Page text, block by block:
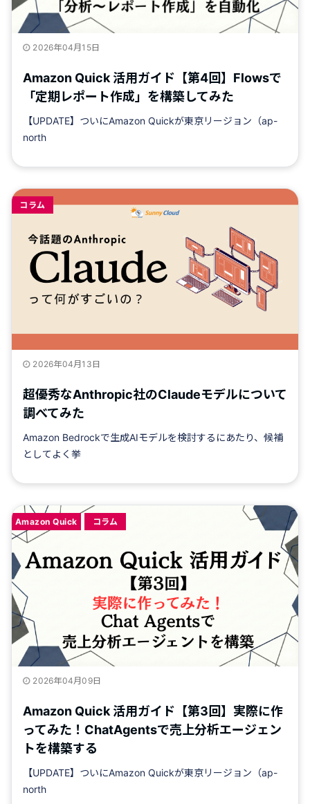
2026年04月15日
Amazon Quick 活用ガイド【第4回】Flowsで
「定期レポート作成」を構築してみた
【UPDATE】ついにAmazon Quickが東京リージョン（ap-
north
コラム
2026年04月13日
超優秀なAnthropic社のClaudeモデルについて
調べてみた
Amazon Bedrockで生成AIモデルを検討するにあたり、候補
としてよく挙
Amazon Quick コラム
2026年04月09日
Amazon Quick 活用ガイド【第3回】実際に作
ってみた！ChatAgentsで売上分析エージェン
トを構築する
【UPDATE】ついにAmazon Quickが東京リージョン（ap-
north